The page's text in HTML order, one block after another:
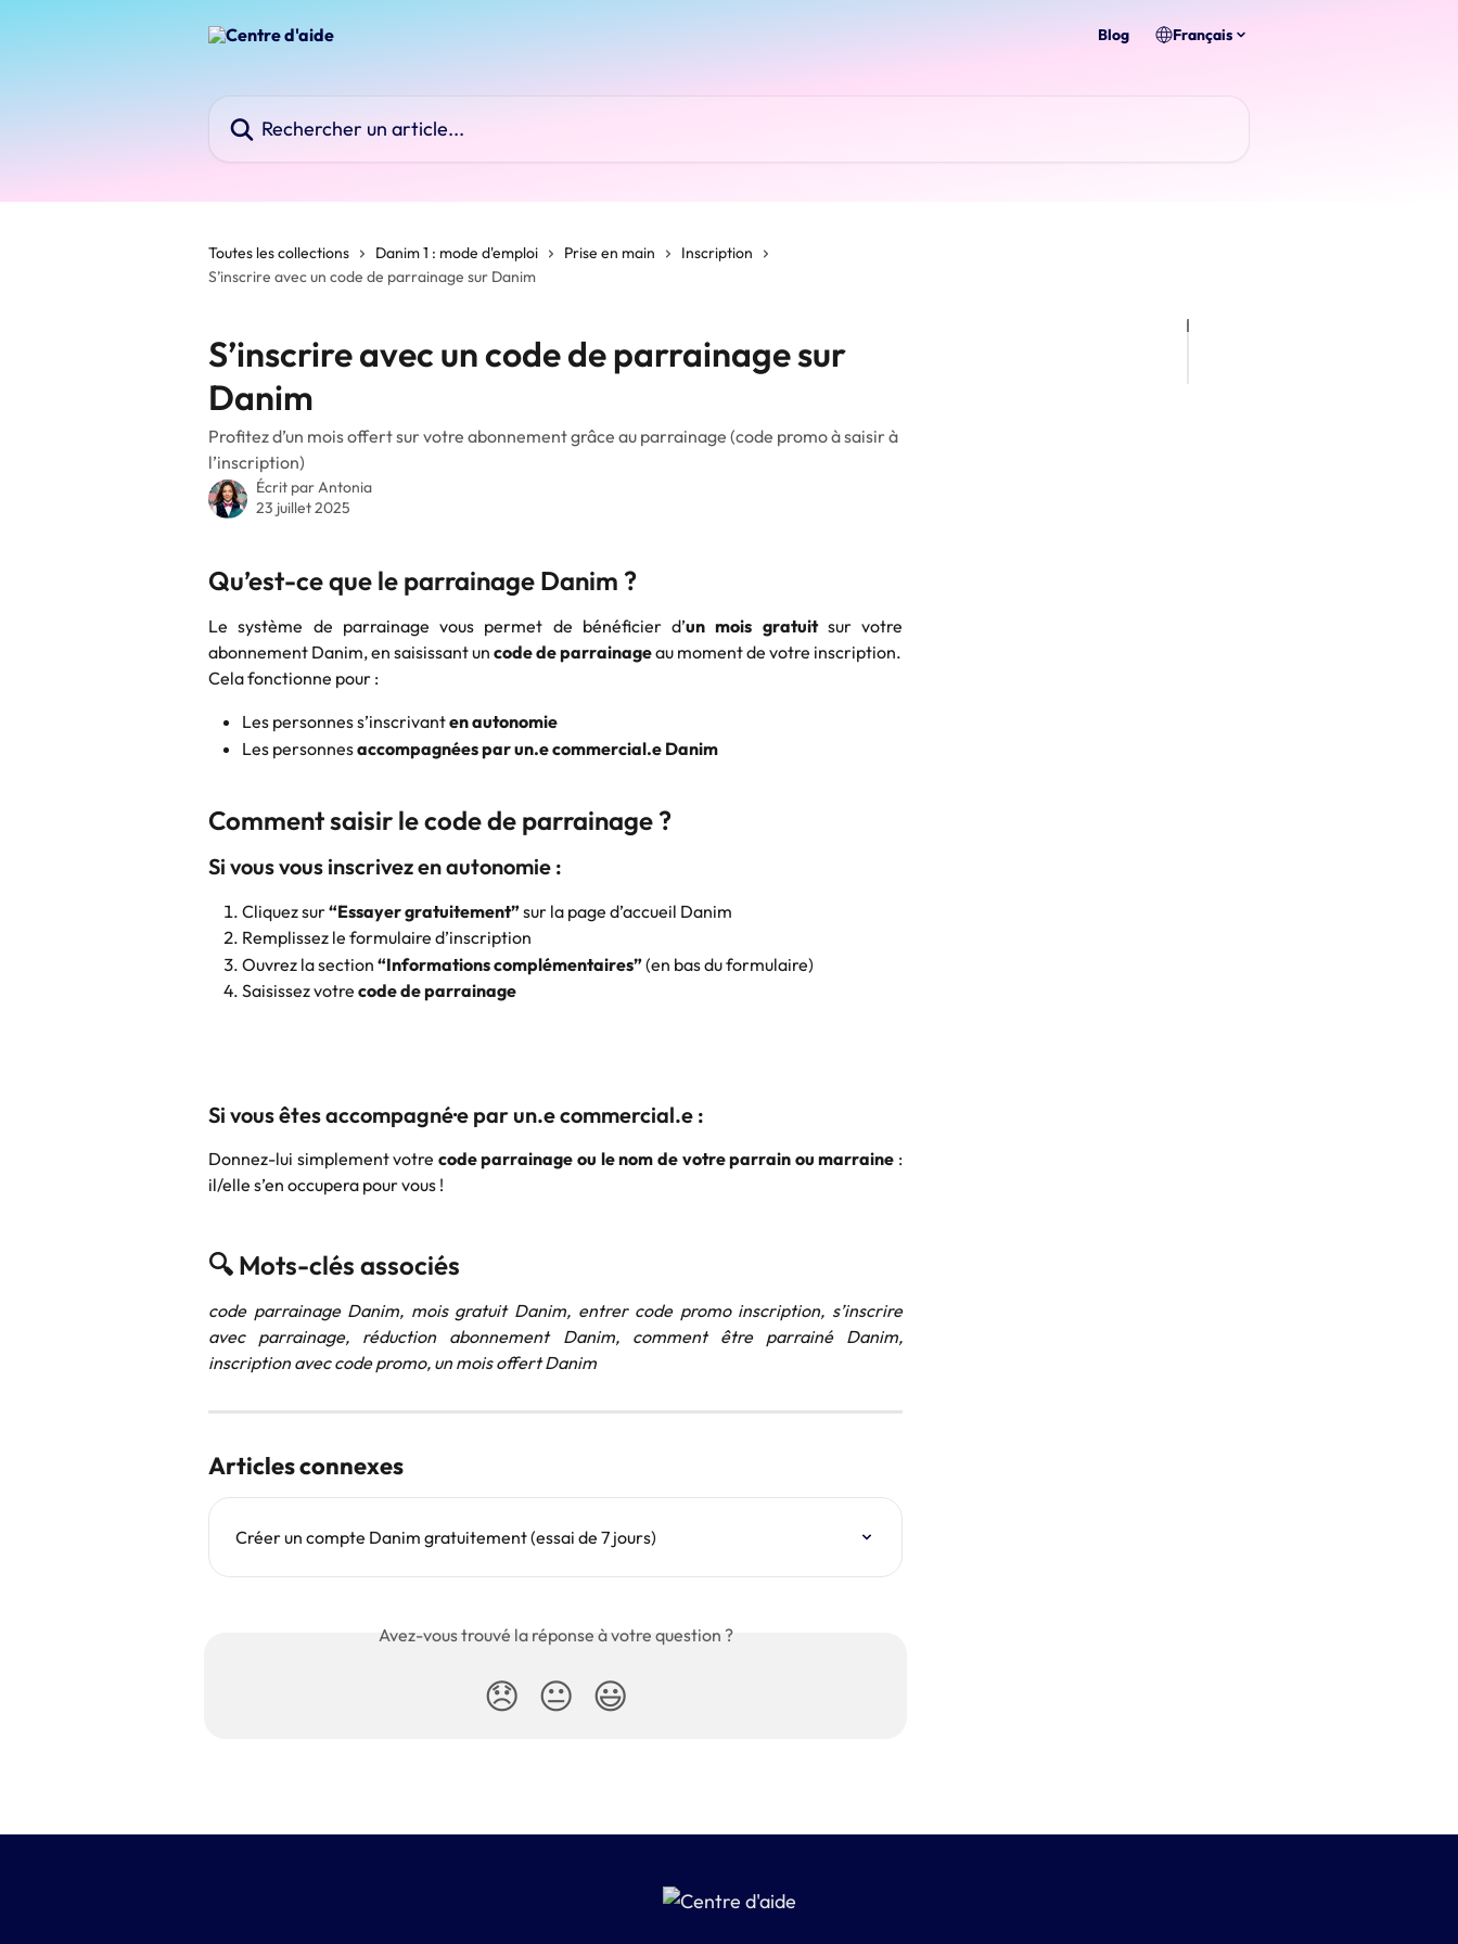
Blog Français
Toutes les collections Danim 1 : mode d'emploi Prise en main
Inscription
S’inscrire avec un code de parrainage sur Danim
S’inscrire avec un code de parrainage sur
Danim
Profitez d’un mois offert sur votre abonnement grâce au parrainage (code promo à saisir à
l’inscription)
Écrit parAntonia
23 juillet 2025
Qu’est-ce que le parrainage Danim ?
Le système de parrainage vous permet de bénéficier d’un mois gratuitsur votre
abonnement Danim, en saisissant un code de parrainageau moment de votre inscription.
Cela fonctionne pour :
Les personnes s’inscrivant en autonomie
Les personnes accompagnées par un.e commercial.e Danim
Comment saisir le code de parrainage ?
Si vous vous inscrivez en autonomie :
Cliquez sur “Essayer gratuitement” sur la page d’accueil Danim
Remplissez le formulaire d’inscription
Ouvrez la section “Informations complémentaires” (en bas du formulaire)
Saisissez votre code de parrainage
Si vous êtes accompagné·e par un.e commercial.e :
Donnez-lui simplement votre code parrainage ou le nom de votre parrain ou marraine :
il/elle s’en occupera pour vous !
🔍 Mots-clés associés
code parrainage Danim, mois gratuit Danim, entrer code promo inscription, s’inscrire
avec parrainage, réduction abonnement Danim, comment être parrainé Danim,
inscription avec code promo, un mois offert Danim
Articles connexes
Créer un compte Danim gratuitement (essai de 7 jours)
Avez-vous trouvé la réponse à votre question ?
😞 😐 😃